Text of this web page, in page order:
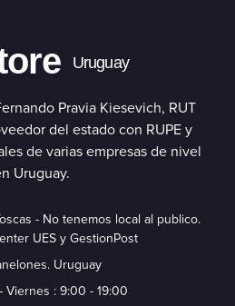
Uruguay
Pravia Kiesevich, RUT
del estado con RUPE y
de varias empresas de nivel
Uruguay.
- No tenemos local al publico.
UES y GestionPost
Uruguay
Viernes : 9:00 - 19:00